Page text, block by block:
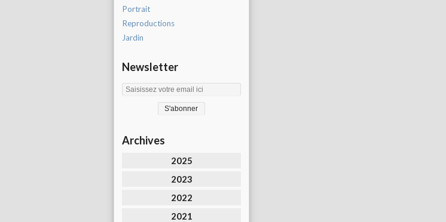
Portrait
Reproductions
Jardin
Newsletter
Archives
2025
2023
2022
2021